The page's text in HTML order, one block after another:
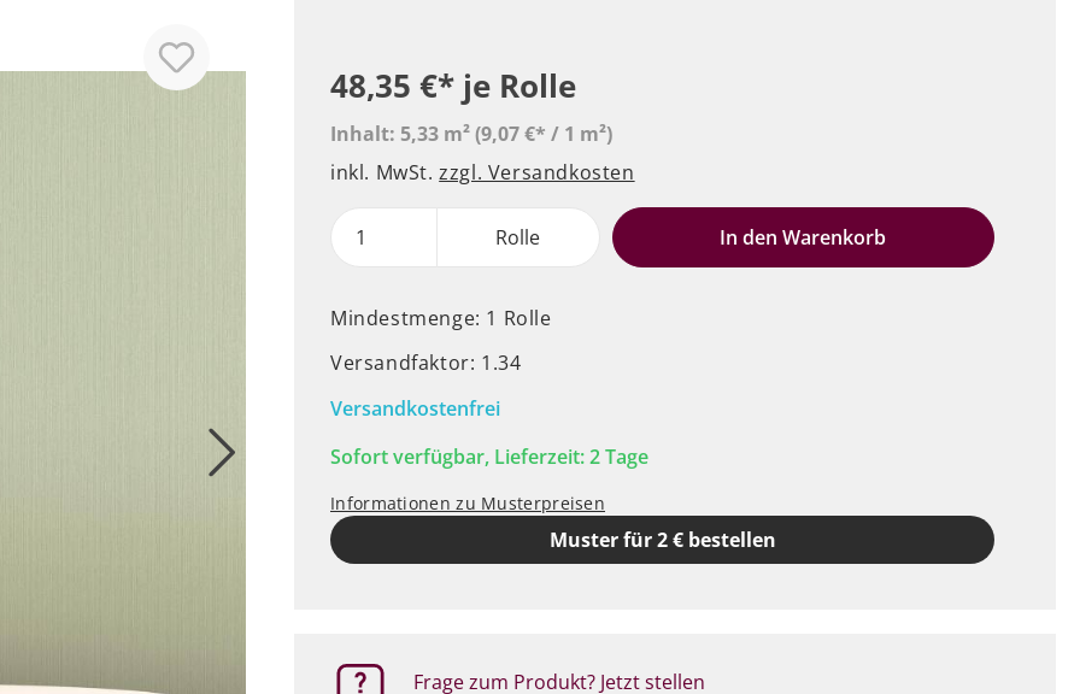
48,35 €* je Rolle
Inhalt: 5,33 m²(9,07 €* / 1 m²)
inkl. MwSt.zzgl. Versandkosten
Rolle In den Warenkorb
Mindestmenge: 1 Rolle
Versandfaktor: 1.34
Versandkostenfrei
Sofort verfügbar, Lieferzeit: 2 Tage
Informationen zu Musterpreisen
Muster für 2 € bestellen
Frage zum Produkt? Jetzt stellen